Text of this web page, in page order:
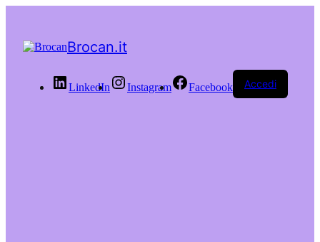
Brocan.it
LinkedIn Instagram Facebook Accedi